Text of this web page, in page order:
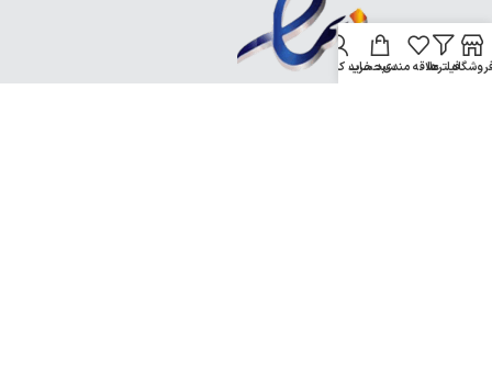
فیلترهاعلاقه مندیسبد خرید
حساب کاربری من